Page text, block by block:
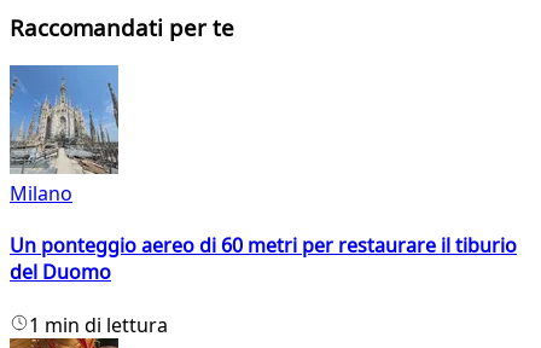
Raccomandati per te
Milano
Un ponteggio aereo di 60 metri per restaurare il tiburio
del Duomo
1 min di lettura